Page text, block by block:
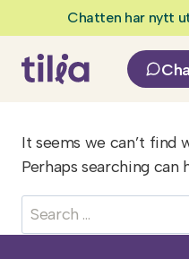
to
content
Chatten har nytt
It seems we can’t find
Perhaps searching can
Search
for: